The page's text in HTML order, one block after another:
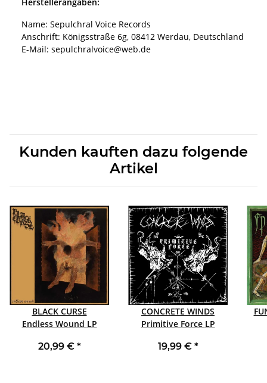
Name: Sepulchral Voice Records
Anschrift: Königsstraße 6g, 08412 Werdau, Deutschland
E-Mail: sepulchralvoice@web.de
Kunden kauften dazu folgende
Artikel
BLACK CURSE
Endless Wound LP
20,99 € *
CONCRETE WINDS
Primitive Force LP
19,99 € *